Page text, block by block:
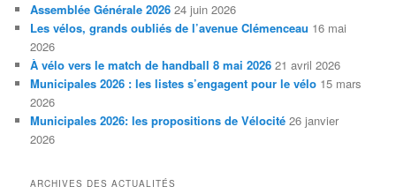
Assemblée Générale 2026 24 juin 2026
Les vélos, grands oubliés de l’avenue Clémenceau 16 mai
2026
À vélo vers le match de handball 8 mai 2026 21 avril 2026
Municipales 2026 : les listes s’engagent pour le vélo 15 mars
2026
Municipales 2026: les propositions de Vélocité 26 janvier
2026
ARCHIVES DES ACTUALITÉS